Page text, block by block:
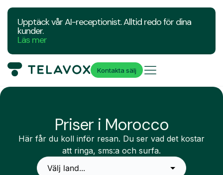
Upptäck vår AI-receptionist. Alltid redo för dina
kunder.
Läs mer
Kontakta sälj
Priser i Morocco
Här får du koll inför resan. Du ser vad det kostar
att ringa, sms:a och surfa.